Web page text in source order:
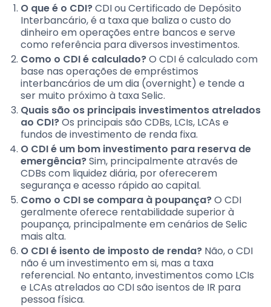
O que é o CDI?CDI ou Certificado de Depósito
Interbancário, é a taxa que baliza o custo do
dinheiro em operações entre bancos e serve
como referência para diversos investimentos.
Como o CDI é calculado?O CDI é calculado com
base nas operações de empréstimos
interbancários de um dia (overnight) e tende a
ser muito próximo à taxa Selic.
Quais são os principais investimentos atrelados
ao CDI?Os principais são CDBs, LCIs, LCAs e
fundos de investimento de renda fixa.
O CDI é um bom investimento para reserva de
emergência?Sim, principalmente através de
CDBs com liquidez diária, por oferecerem
segurança e acesso rápido ao capital.
Como o CDI se compara à poupança?O CDI
geralmente oferece rentabilidade superior à
poupança, principalmente em cenários de Selic
mais alta.
O CDI é isento de imposto de renda? Não, o CDI
não é um investimento em si, mas a taxa
referencial. No entanto, investimentos como LCIs
e LCAs atrelados ao CDI são isentos de IR para
pessoa física.